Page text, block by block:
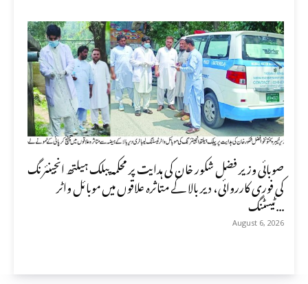
صوبائی وزیر فضل شکور خان کی ہدایت پر محکمہ پبلک ہیلتھ انجینئرنگ
کی فوری کارروائی، دیر بالا کے متاثرہ علاقوں میں موبائل واٹر
ٹیسٹنگ...
August 6, 2026